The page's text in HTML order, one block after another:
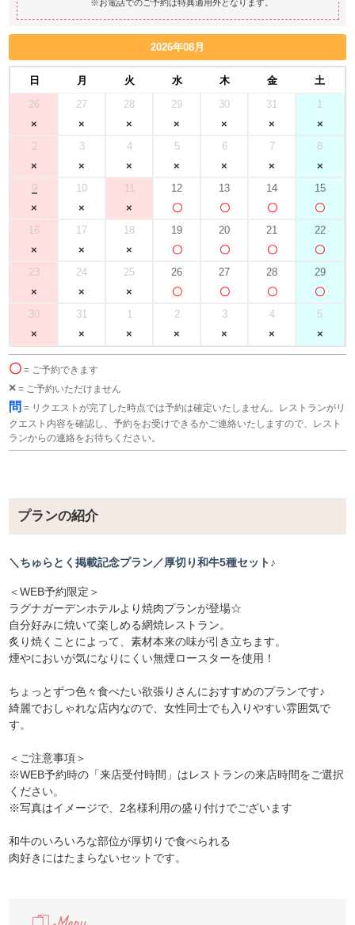
※お電話でのご予約は特典適用外となります。
2026年08月
日 月 火 水 木 金
土
26
27 28 29 30 31 1
2 3 4 5 6 7 8
9 10 11 12 13 14 15
16 17 18 19 20 21 22
23 24 25 26 27 28 29
30 31 1 2 3 4 5
〇 = ご予約できます
× = ご予約いただけません
問 = リクエストが完了した時点では予約は確定いたしません。レストランがリ
クエスト内容を確認し、予約をお受けできるかご連絡いたしますので、レスト
ランからの連絡をお待ちください。
プランの紹介
＼ちゅらとく掲載記念プラン／厚切り和牛5種セット♪
＜WEB予約限定＞
ラグナガーデンホテルより焼肉プランが登場☆
自分好みに焼いて楽しめる網焼レストラン。
炙り焼くことによって、素材本来の味が引き立ちます。
煙やにおいが気になりにくい無煙ロースターを使用！
ちょっとずつ色々食べたい欲張りさんにおすすめのプランです♪
綺麗でおしゃれな店内なので、女性同士でも入りやすい雰囲気で
す。
＜ご注意事項＞
※WEB予約時の「来店受付時間」はレストランの来店時間をご選択
ください。
※写真はイメージで、2名様利用の盛り付けでございます
和牛のいろいろな部位が厚切りで食べられる
肉好きにはたまらないセットです。